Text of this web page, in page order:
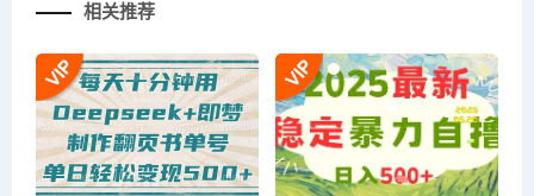
相关推荐